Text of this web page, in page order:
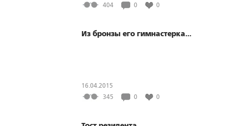
404
0 0
Из бронзы его гимнастерка...
16.04.2015
345
0 0